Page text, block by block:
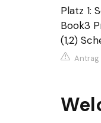
Platz 1:
Book3
(1,2)
Antrag